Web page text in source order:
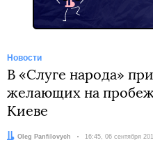
Новости
В «Слуге народа»
желающих на
Киеве
Автор:
Oleg Panfilovych Дата:
16:45, 06 сентября